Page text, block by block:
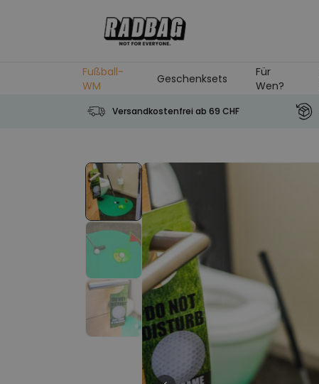
Fußball-
WM
Geschenksets
Für
Wen?
Versandkostenfrei ab 69 CHF